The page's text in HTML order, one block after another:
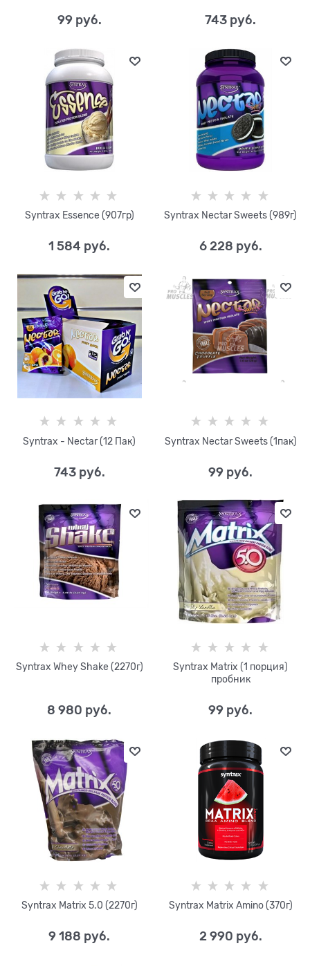
99 руб. 743 руб.
Syntrax Essence (907гр)
1 584 руб.
Syntrax Nectar Sweets (989г)
6 228 руб.
Syntrax - Nectar (12 Пак)
743 руб.
Syntrax Nectar Sweets (1пак)
99 руб.
Syntrax Whey Shake (2270г)
8 980 руб.
Syntrax Matrix (1 порция)
пробник
99 руб.
Syntrax Matrix 5.0 (2270г)
9 188 руб.
Syntrax Matrix Amino (370г)
2 990 руб.